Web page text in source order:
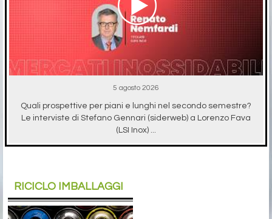
5 agosto 2026
Quali prospettive per piani e lunghi nel secondo semestre?
Le interviste di Stefano Gennari (siderweb) a Lorenzo Fava
(LSI Inox) ...
RICICLO IMBALLAGGI